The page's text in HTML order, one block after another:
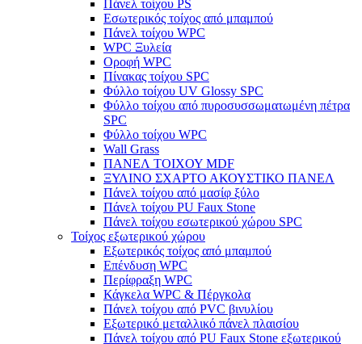
Πάνελ τοίχου PS
Εσωτερικός τοίχος από μπαμπού
Πάνελ τοίχου WPC
WPC Ξυλεία
Οροφή WPC
Πίνακας τοίχου SPC
Φύλλο τοίχου UV Glossy SPC
Φύλλο τοίχου από πυροσυσσωματωμένη πέτρα
SPC
Φύλλο τοίχου WPC
Wall Grass
ΠΑΝΕΛ ΤΟΙΧΟΥ MDF
ΞΥΛΙΝΟ ΣΧΑΡΤΟ ΑΚΟΥΣΤΙΚΟ ΠΑΝΕΛ
Πάνελ τοίχου από μασίφ ξύλο
Πάνελ τοίχου PU Faux Stone
Πάνελ τοίχου εσωτερικού χώρου SPC
Τοίχος εξωτερικού χώρου
Εξωτερικός τοίχος από μπαμπού
Επένδυση WPC
Περίφραξη WPC
Κάγκελα WPC & Πέργκολα
Πάνελ τοίχου από PVC βινυλίου
Εξωτερικό μεταλλικό πάνελ πλαισίου
Πάνελ τοίχου από PU Faux Stone εξωτερικού